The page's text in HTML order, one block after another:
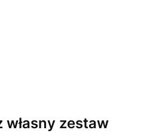
własny zestaw